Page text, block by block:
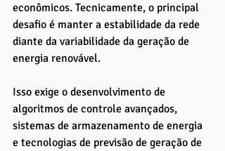
econômicos. Tecnicamente, o principal
desafio é manter a estabilidade da rede
diante da variabilidade da geração de
energia renovável.
Isso exige o desenvolvimento de
algoritmos de controle avançados,
sistemas de armazenamento de energia
e tecnologias de previsão de geração de